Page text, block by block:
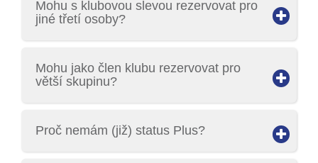
Mohu s klubovou slevou rezervovat pro
jiné třetí osoby?
Mohu jako člen klubu rezervovat pro
větší skupinu?
Proč nemám (již) status Plus?